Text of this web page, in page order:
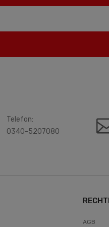
Telefon:
0340-5207080
AGB